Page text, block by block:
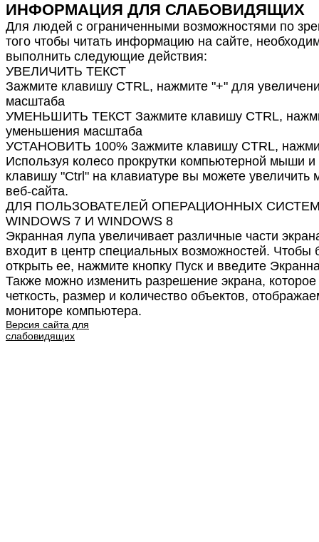
ИНФОРМАЦИЯ ДЛЯ СЛАБОВИДЯЩИХ
Для людей с ограниченными возможностями по
того чтобы читать информацию на сайте,
выполнить следующие действия:
УВЕЛИЧИТЬ ТЕКСТ
Зажмите клавишу CTRL, нажмите "+" для
масштаба
УМЕНЬШИТЬ ТЕКСТ Зажмите клавишу CTRL,
уменьшения масштаба
УСТАНОВИТЬ 100% Зажмите клавишу CTRL,
Используя колесо прокрутки компьютерной мыши
клавишу "Ctrl" на клавиатуре вы можете увеличить
веб-сайта.
ДЛЯ ПОЛЬЗОВАТЕЛЕЙ ОПЕРАЦИОННЫХ
WINDOWS 7 И WINDOWS 8
Экранная лупа увеличивает различные части
входит в центр специальных возможностей. Чтобы
открыть ее, нажмите кнопку Пуск и введите
Также можно изменить разрешение экрана,
четкость, размер и количество объектов,
мониторе компьютера.
Версия сайта для
слабовидящих